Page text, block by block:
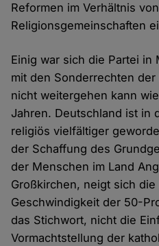
Reformen im Verhältnis
Religionsgemeinschaften
Einig war sich die Partei in
mit den Sonderrechten
nicht weitergehen kann
Jahren. Deutschland ist in
religiös vielfältiger
der Schaffung des
der Menschen im Land
Großkirchen, neigt sich die
Geschwindigkeit der 50-
das Stichwort, nicht die
Vormachtstellung der